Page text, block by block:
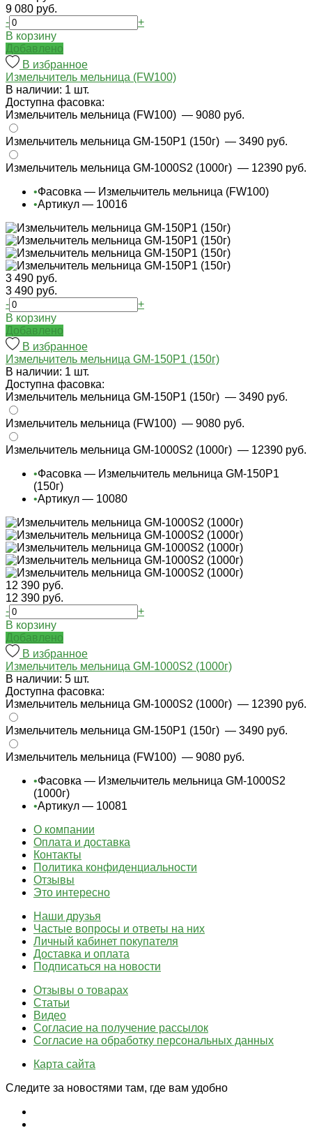
9 080 руб.
-
+
В корзину
Добавлено
В избранное
Измельчитель мельница (FW100)
В наличии: 1 шт.
Доступна фасовка:
Измельчитель мельница (FW100) — 9080 руб.
Измельчитель мельница GM-150P1 (150г) — 3490 руб.
Измельчитель мельница GM-1000S2 (1000г) — 12390 руб.
•Фасовка — Измельчитель мельница (FW100)
•Артикул — 10016
3 490 руб.
3 490 руб.
-
+
В корзину
Добавлено
В избранное
Измельчитель мельница GM-150P1 (150г)
В наличии: 1 шт.
Доступна фасовка:
Измельчитель мельница GM-150P1 (150г) — 3490 руб.
Измельчитель мельница (FW100) — 9080 руб.
Измельчитель мельница GM-1000S2 (1000г) — 12390 руб.
•Фасовка — Измельчитель мельница GM-150P1
(150г)
•Артикул — 10080
12 390 руб.
12 390 руб.
-
+
В корзину
Добавлено
В избранное
Измельчитель мельница GM-1000S2 (1000г)
В наличии: 5 шт.
Доступна фасовка:
Измельчитель мельница GM-1000S2 (1000г) — 12390 руб.
Измельчитель мельница GM-150P1 (150г) — 3490 руб.
Измельчитель мельница (FW100) — 9080 руб.
•Фасовка — Измельчитель мельница GM-1000S2
(1000г)
•Артикул — 10081
О компании
Оплата и доставка
Контакты
Политика конфиденциальности
Отзывы
Это интересно
Наши друзья
Частые вопросы и ответы на них
Личный кабинет покупателя
Доставка и оплата
Подписаться на новости
Отзывы о товарах
Статьи
Видео
Согласие на получение рассылок
Согласие на обработку персональных данных
Карта сайта
Следите за новостями там, где вам удобно